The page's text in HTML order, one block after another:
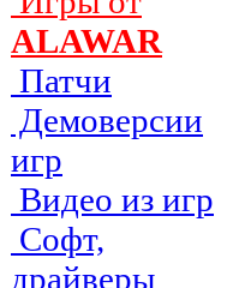
ALAWAR
Патчи
Демоверсии
игр
Видео из игр
Софт,
драйверы